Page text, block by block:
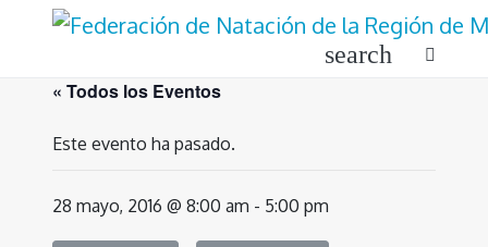
search
« Todos los Eventos
Este evento ha pasado.
28 mayo, 2016 @ 8:00 am - 5:00 pm